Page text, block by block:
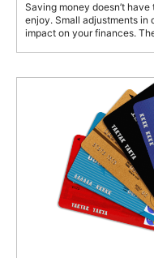
Saving money doesn’t
enjoy. Small adjustments
impact on your finances.